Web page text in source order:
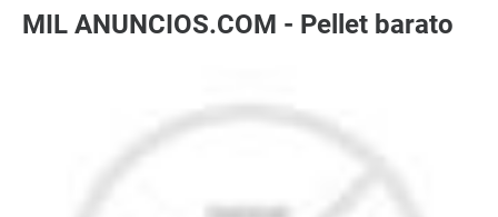
MIL ANUNCIOS.COM - Pellet barato